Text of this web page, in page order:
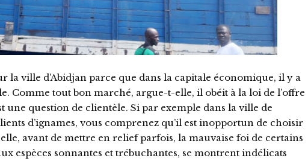
la ville d’Abidjan parce que dans la capitale économique, il y a
Comme tout bon marché, argue-t-elle, il obéit à la loi de l’offre
une question de clientèle. Si par exemple dans la ville de
d’ignames, vous comprenez qu’il est inopportun de choisir
avant de mettre en relief parfois, la mauvaise foi de certains
espèces sonnantes et trébuchantes, se montrent indélicats